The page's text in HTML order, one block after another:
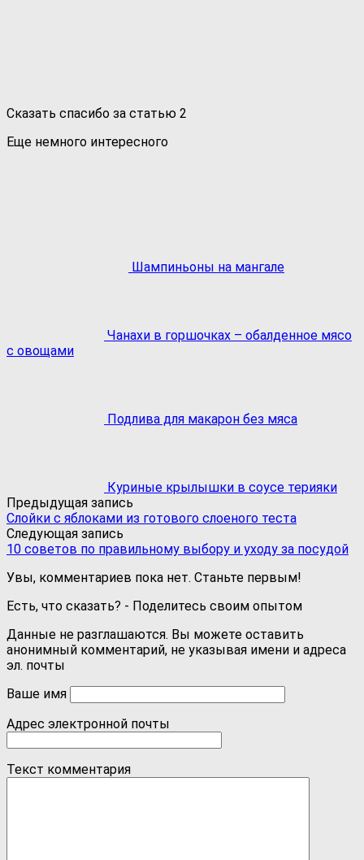
Сказать спасибо за статью 2
Еще немного интересного
Шампиньоны на мангале
Чанахи в горшочках – обалденное мясо
с овощами
Подлива для макарон без мяса
Куриные крылышки в соусе терияки
Предыдущая запись
Слойки с яблоками из готового слоеного теста
Следующая запись
10 советов по правильному выбору и уходу за посудой
Увы, комментариев пока нет. Станьте первым!
Есть, что сказать? - Поделитесь своим опытом
Данные не разглашаются. Вы можете оставить
анонимный комментарий, не указывая имени и адреса
эл. почты
Ваше имя
Адрес электронной почты
Текст комментария